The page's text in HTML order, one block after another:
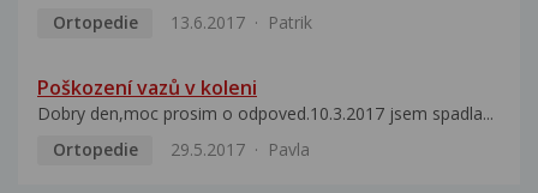
Ortopedie
13.6.2017 Patrik
Poškození vazů v koleni
Dobry den,moc prosim o odpoved.10.3.2017 jsem spadla...
Ortopedie
29.5.2017 Pavla